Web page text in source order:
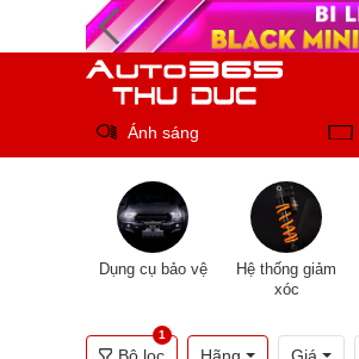
Ánh sáng
Dụng cụ bảo vệ
Hệ thống giảm
xóc
1